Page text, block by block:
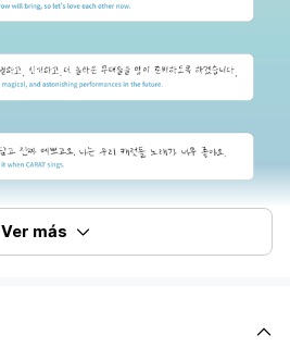
Ver más